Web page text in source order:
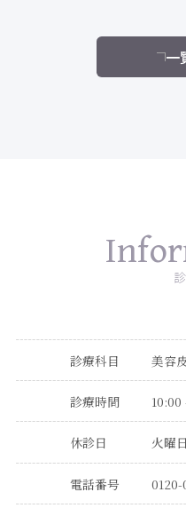
一
診療科目 美容
診療時間 10:00
休診日 火曜日
電話番号 0120-